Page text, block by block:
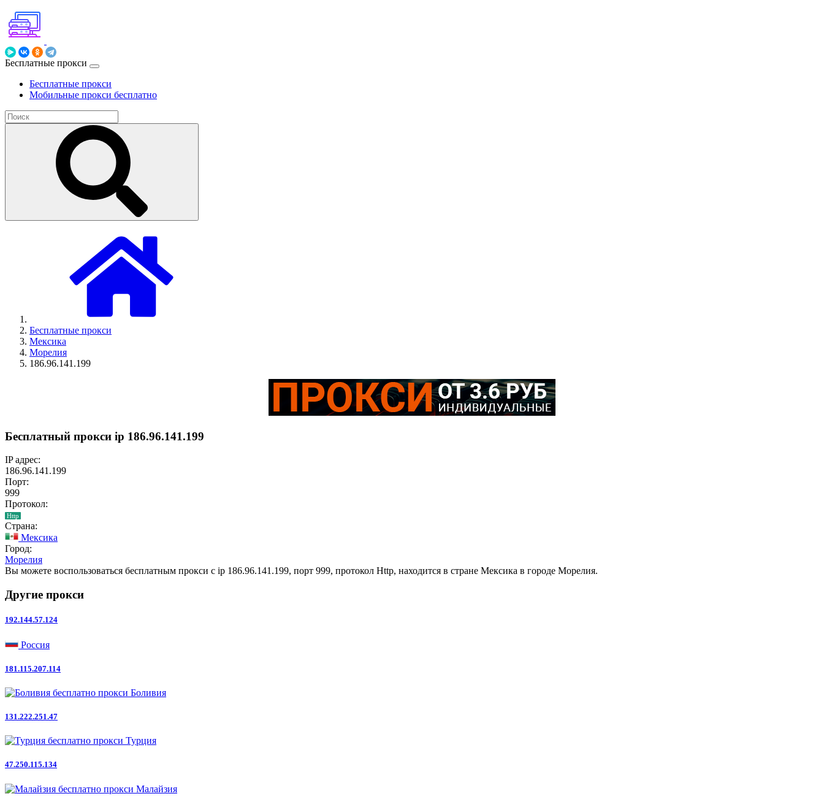
Бесплатные прокси
Бесплатные прокси
Мобильные прокси бесплатно
Бесплатные прокси
Мексика
Морелия
186.96.141.199
Бесплатный прокси ip 186.96.141.199
IP адрес:
186.96.141.199
Порт:
999
Протокол:
Http
Страна:
Мексика
Город:
Морелия
Вы можете воспользоваться бесплатным прокси с ip 186.96.141.199, порт 999, протокол Http, находится в стране Мексика в городе Морелия.
Другие прокси
192.144.57.124
Россия
181.115.207.114
Боливия
131.222.251.47
Турция
47.250.115.134
Малайзия